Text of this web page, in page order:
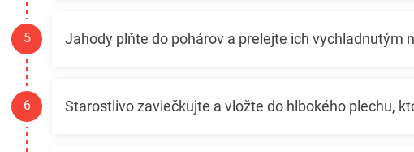
Jahody plňte do pohárov a prelejte ich vychladnutým
Starostlivo zaviečkujte a vložte do hlbokého plechu,